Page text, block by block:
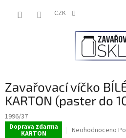
CZK
Zavařovací víčko
KARTON (paster do
1996/37
Doprava zdarma
KARTON
Průměrné
Neohodnoceno